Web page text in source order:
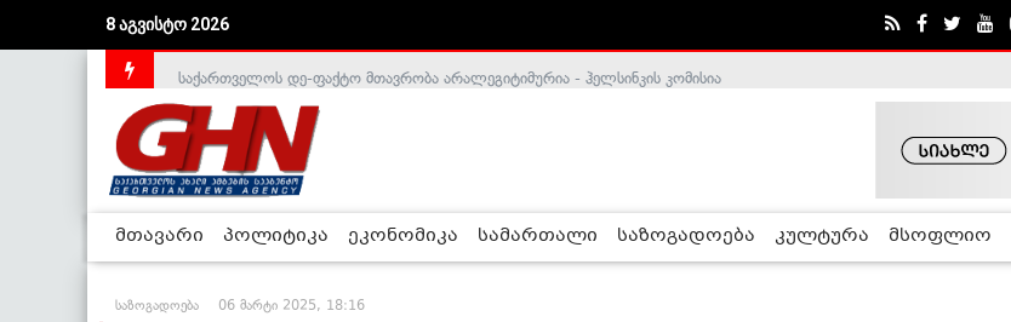
8 აგვისტო 2026
საქართველოს დე-ფაქტო მთავრობა არალეგიტიმურია - ჰელსინკის კომისია
მთავარი პოლიტიკა ეკონომიკა სამართალი საზოგადოება კულტურა მსოფლიო
საზოგადოება 06 მარტი 2025, 18:16